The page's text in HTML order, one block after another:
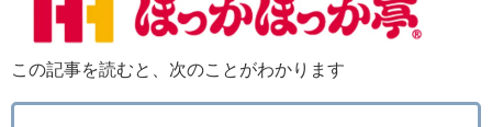
この記事を読むと、次のことがわかります